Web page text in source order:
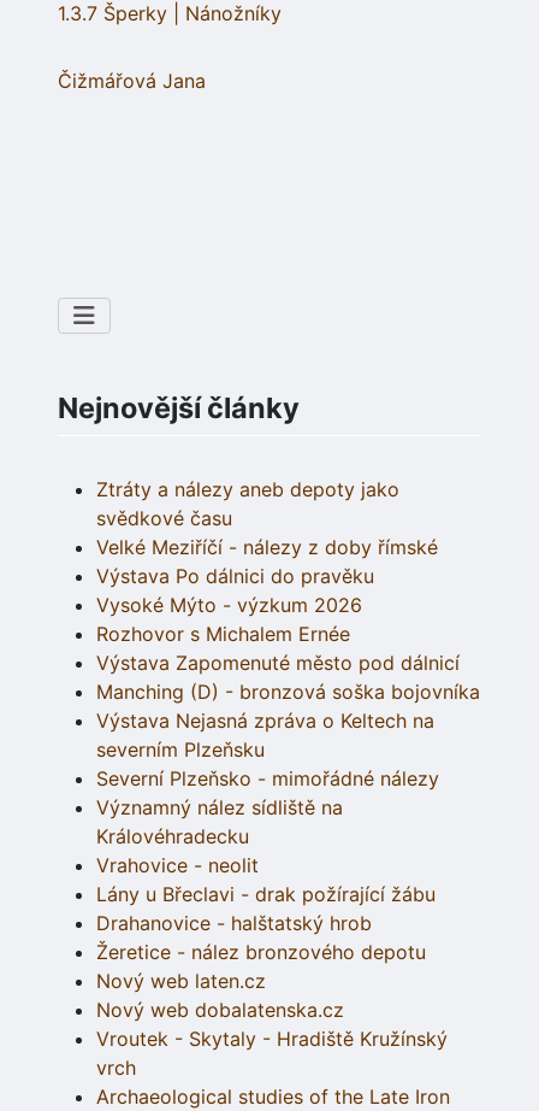
1.3.7 Šperky | Nánožníky
Čižmářová Jana
Nejnovější články
Ztráty a nálezy aneb depoty jako
svědkové času
Velké Meziříčí - nálezy z doby římské
Výstava Po dálnici do pravěku
Vysoké Mýto - výzkum 2026
Rozhovor s Michalem Ernée
Výstava Zapomenuté město pod dálnicí
Manching (D) - bronzová soška bojovníka
Výstava Nejasná zpráva o Keltech na
severním Plzeňsku
Severní Plzeňsko - mimořádné nálezy
Významný nález sídliště na
Královéhradecku
Vrahovice - neolit
Lány u Břeclavi - drak požírající žábu
Drahanovice - halštatský hrob
Žeretice - nález bronzového depotu
Nový web laten.cz
Nový web dobalatenska.cz
Vroutek - Skytaly - Hradiště Kružínský
vrch
Archaeological studies of the Late Iron